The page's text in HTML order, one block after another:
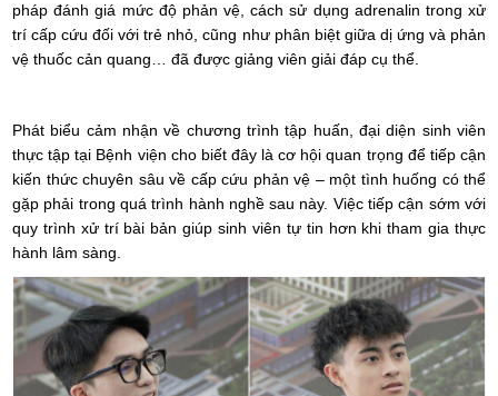
pháp đánh giá mức độ phản vệ, cách sử dụng adrenalin trong xử
trí cấp cứu đối với trẻ nhỏ, cũng như phân biệt giữa dị ứng và phản
vệ thuốc cản quang… đã được giảng viên giải đáp cụ thể.
Phát biểu cảm nhận về chương trình tập huấn, đại diện sinh viên
thực tập tại Bệnh viện cho biết đây là cơ hội quan trọng để tiếp cận
kiến thức chuyên sâu về cấp cứu phản vệ – một tình huống có thể
gặp phải trong quá trình hành nghề sau này. Việc tiếp cận sớm với
quy trình xử trí bài bản giúp sinh viên tự tin hơn khi tham gia thực
hành lâm sàng.